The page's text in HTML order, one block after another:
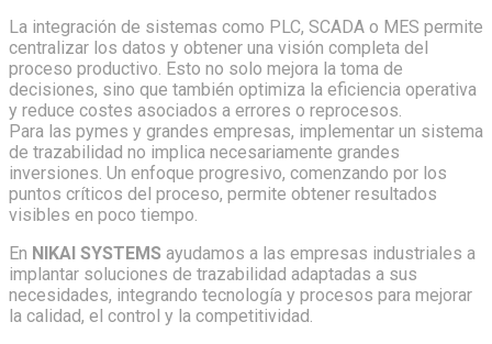
La integración de sistemas como PLC, SCADA o MES permite
centralizar los datos y obtener una visión completa del
proceso productivo. Esto no solo mejora la toma de
decisiones, sino que también optimiza la eficiencia operativa
y reduce costes asociados a errores o reprocesos.
Para las pymes y grandes empresas, implementar un sistema
de trazabilidad no implica necesariamente grandes
inversiones. Un enfoque progresivo, comenzando por los
puntos críticos del proceso, permite obtener resultados
visibles en poco tiempo.
En NIKAI SYSTEMS ayudamos a las empresas industriales a
implantar soluciones de trazabilidad adaptadas a sus
necesidades, integrando tecnología y procesos para mejorar
la calidad, el control y la competitividad.